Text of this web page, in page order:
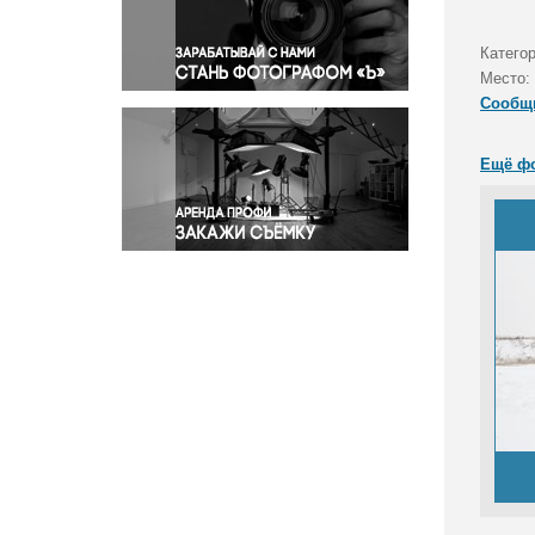
Правосудие
Происшествия и конфликты
Религия
Светская жизнь
Спорт
Экология
Экономика и бизнес
Место:
Ещё